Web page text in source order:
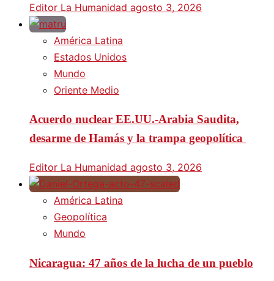
Editor La Humanidad agosto 3, 2026
América Latina
Estados Unidos
Mundo
Oriente Medio
Acuerdo nuclear EE.UU.-Arabia Saudita,
desarme de Hamás y la trampa geopolítica
Editor La Humanidad agosto 3, 2026
América Latina
Geopolítica
Mundo
Nicaragua: 47 años de la lucha de un pueblo